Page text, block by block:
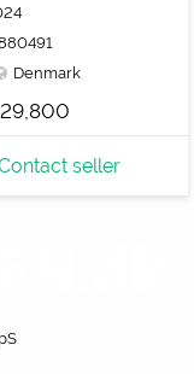
Denmark
seller